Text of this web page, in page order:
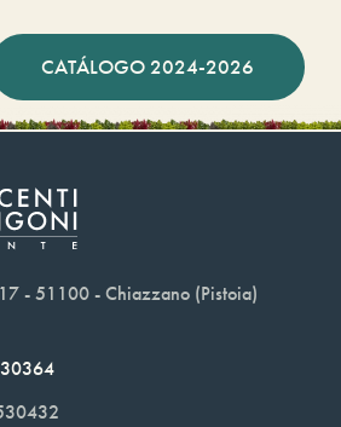
CATÁLOGO 2024-2026
- 51100 - Chiazzano (Pistoia)